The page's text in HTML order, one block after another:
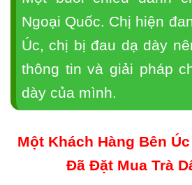
Ngoại Quốc. Chị hiện
Úc, chị bị đau dạ dày
thông tin và giải pháp
dày của mình.
Một Khách Hàng Bên
Đã Đặt Mua Trà